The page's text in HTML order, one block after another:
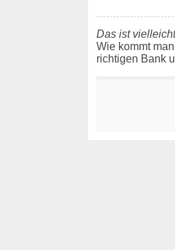
Das ist
Wie kommt
richtigen Bank